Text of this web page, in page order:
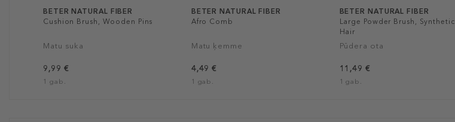
BETER NATURAL FIBER
Cushion Brush, Wooden Pins
Matu suka
9,99 €
1 gab.
BETER NATURAL FIBER
Afro Comb
Matu ķemme
4,49 €
1 gab.
BETER NATURAL FIBER
Large Powder Brush, Synthetic
Hair
Pūdera ota
11,49 €
1 gab.